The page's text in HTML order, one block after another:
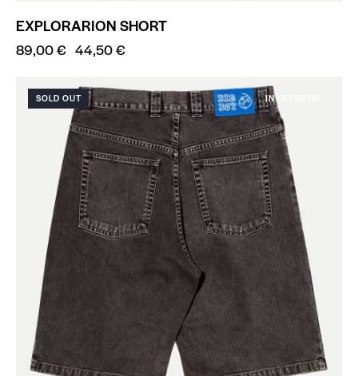
EXPLORARION SHORT
89,00€ 44,50€
SOLD OUT IN OFFERTA!